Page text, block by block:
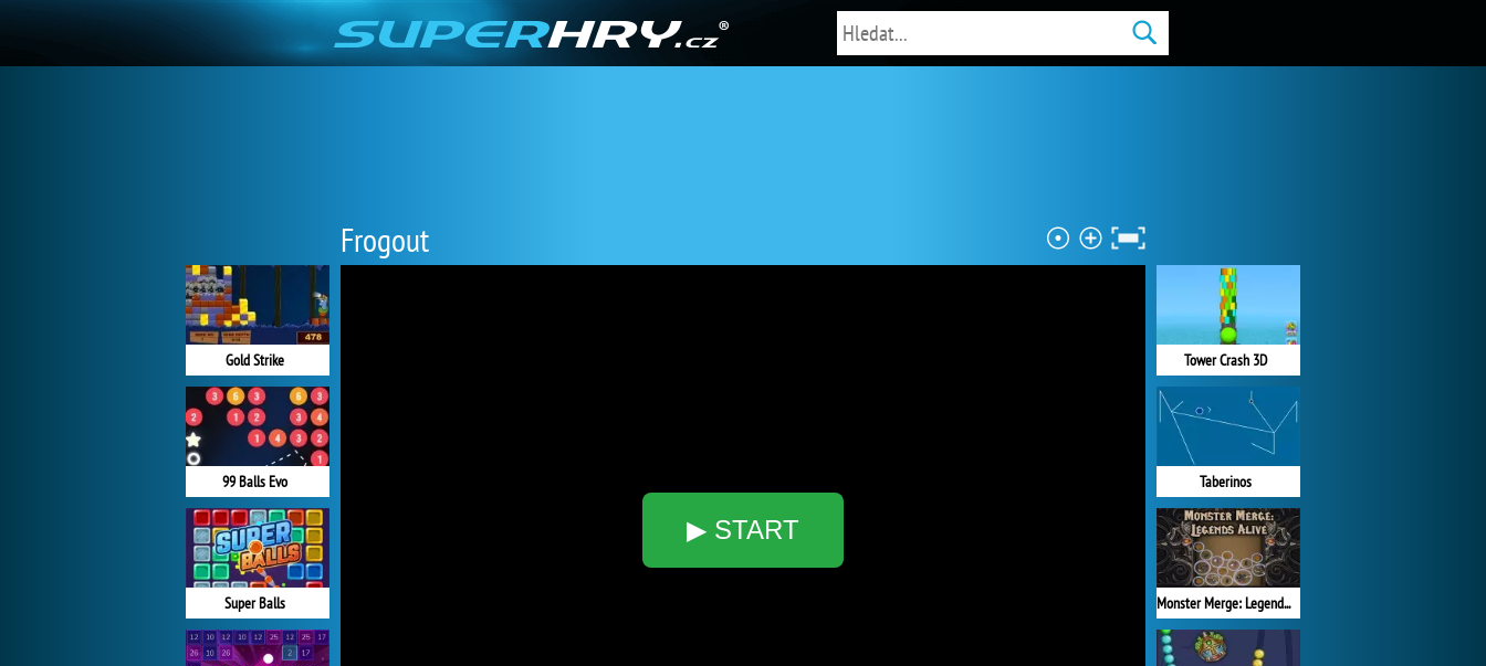
Frogout
▶ START
Gold Strike
99 Balls Evo
Super Balls
Tower Crash 3D
Taberinos
Monster Merge: Legends Alive